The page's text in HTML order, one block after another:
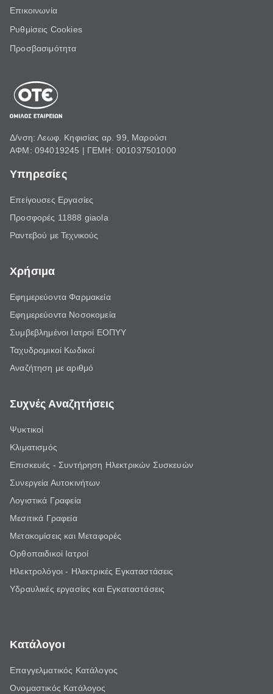
Επικοινωνία
Ρυθμίσεις Cookies
Προσβασιμότητα
Δ/νση: Λεωφ. Κηφισίας αρ. 99, Μαρούσι
ΑΦΜ: 094019245 | ΓΕΜΗ: 001037501000
Υπηρεσίες
Επείγουσες Εργασίες
Προσφορές 11888 giaola
Ραντεβού με Τεχνικούς
Χρήσιμα
Εφημερεύοντα Φαρμακεία
Εφημερεύοντα Νοσοκομεία
Συμβεβλημένοι Ιατροί ΕΟΠΥΥ
Ταχυδρομικοί Κωδικοί
Αναζήτηση με αριθμό
Συχνές Αναζητήσεις
Ψυκτικοί
Κλιματισμός
Επισκευές - Συντήρηση Ηλεκτρικών Συσκευών
Συνεργεία Αυτοκινήτων
Λογιστικά Γραφεία
Μεσιτικά Γραφεία
Μετακομίσεις και Μεταφορές
Ορθοπαιδικοί Ιατροί
Ηλεκτρολόγοι - Ηλεκτρικές Εγκαταστάσεις
Υδραυλικές εργασίες και Εγκαταστάσεις
Κατάλογοι
Επαγγελματικός Κατάλογος
Ονομαστικός Κατάλογος